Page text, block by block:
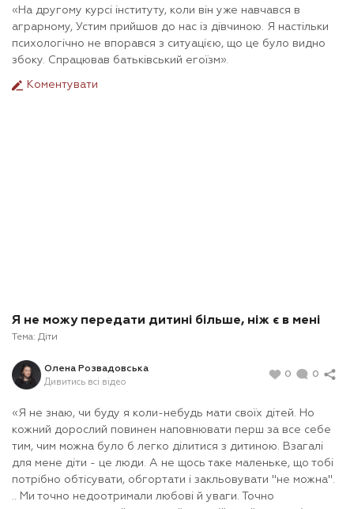
«На другому курсі інституту, коли він уже навчався в
аграрному, Устим прийшов до нас із дівчиною. Я настільки
психологічно не впорався з ситуацією, що це було видно
збоку. Спрацював батьківський егоїзм».
Коментувати
Я не можу передати дитині більше, ніж є в мені
Тема: Діти
Олена Розвадовська
Дивитись всі відео
0 0
«Я не знаю, чи буду я коли-небудь мати своїх дітей. Но
кожний дорослий повинен наповнювати перш за все себе
тим, чим можна було б легко ділитися з дитиною. Взагалі
для мене діти - це люди. А не щось таке маленьке, що тобі
потрібно обтісувати, обгортати і закльовувати "не можна".
.. Ми точно недоотримали любові й уваги. Точно